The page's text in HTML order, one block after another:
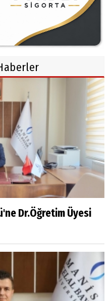
Dr.Öğretim Üyesi